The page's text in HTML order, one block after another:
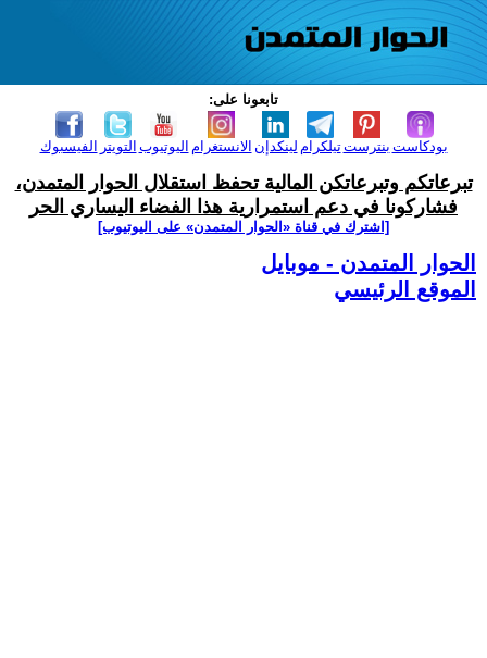
تابعونا على:
الفيسبوك التويتر اليوتيوب الانستغرام لينكدإن تيلكرامبنترست بودكاست
تبرعاتكم وتبرعاتكن المالية تحفظ استقلال الحوار المتمدن،
فشاركونا في دعم استمرارية هذا الفضاء اليساري الحر
[اشترك في قناة ‫«الحوار المتمدن» على اليوتيوب]
الحوار المتمدن - موبايل
الموقع الرئيسي